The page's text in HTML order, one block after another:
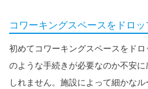
コワーキングスペースをドロ
初めてコワーキングスペースをド
のような手続きが必要なのか不安
しれません。施設によって細かな